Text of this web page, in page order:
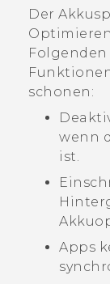
HTC-Geräte
Anmelden
Der
schonen:
wenn
ist.
Apps